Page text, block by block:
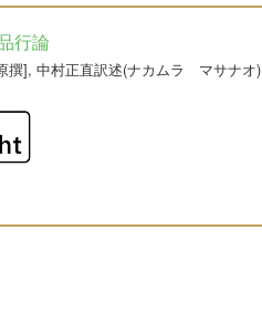
行論
撰], 中村正直訳述(ナカムラ マサナオ)